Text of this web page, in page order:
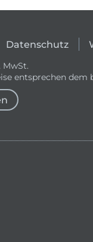
Datenschutz
MwSt.
entsprechen dem